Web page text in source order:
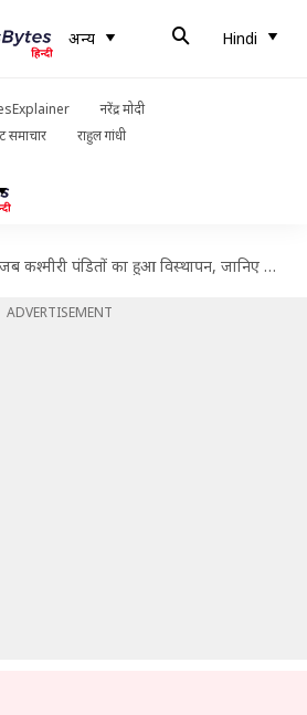
अन्य Hindi
नरेंद्र मोदी
समाचार राहुल गांधी
जब कश्मीरी पंडितों का हुआ विस्थापन, जानिए आज से 30 साल पहले क्या-क्या हुआ था
ADVERTISEMENT